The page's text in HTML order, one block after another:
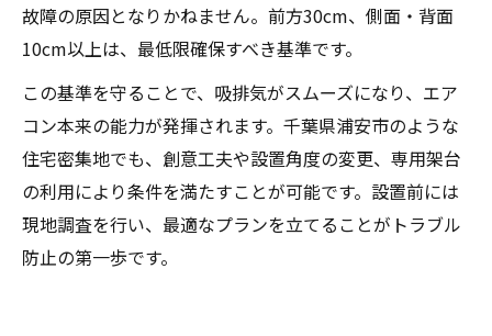
故障の原因となりかねません。前方30cm、側面・背面
10cm以上は、最低限確保すべき基準です。
この基準を守ることで、吸排気がスムーズになり、エア
コン本来の能力が発揮されます。千葉県浦安市のような
住宅密集地でも、創意工夫や設置角度の変更、専用架台
の利用により条件を満たすことが可能です。設置前には
現地調査を行い、最適なプランを立てることがトラブル
防止の第一歩です。